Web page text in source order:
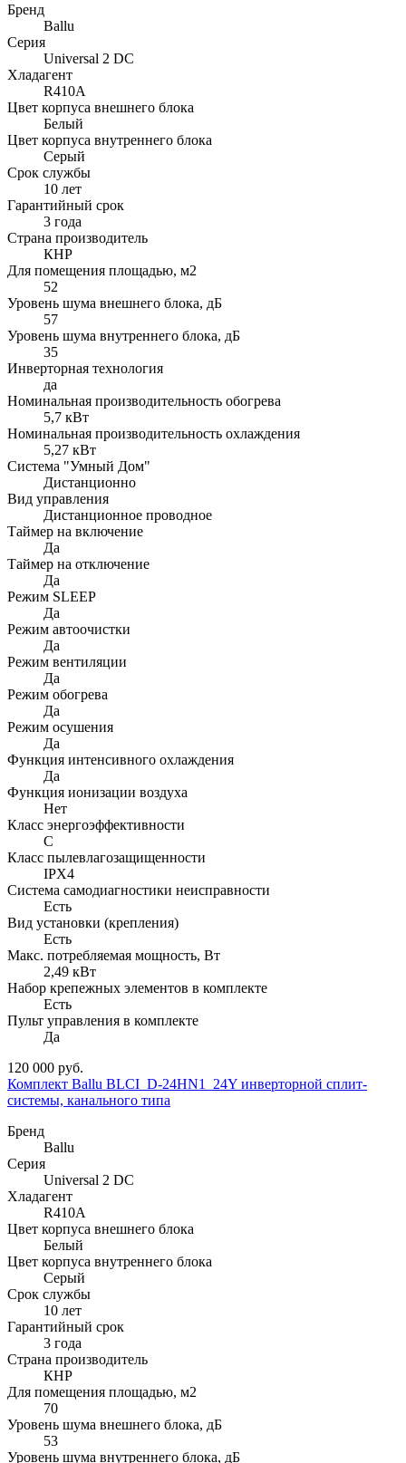
Бренд
Ballu
Серия
Universal 2 DC
Хладагент
R410A
Цвет корпуса внешнего блока
Белый
Цвет корпуса внутреннего блока
Серый
Срок службы
10 лет
Гарантийный срок
3 года
Страна производитель
КНР
Для помещения площадью, м2
52
Уровень шума внешнего блока, дБ
57
Уровень шума внутреннего блока, дБ
35
Инверторная технология
да
Номинальная производительность обогрева
5,7 кВт
Номинальная производительность охлаждения
5,27 кВт
Система "Умный Дом"
Дистанционно
Вид управления
Дистанционное проводное
Таймер на включение
Да
Таймер на отключение
Да
Режим SLEEP
Да
Режим автоочистки
Да
Режим вентиляции
Да
Режим обогрева
Да
Режим осушения
Да
Функция интенсивного охлаждения
Да
Функция ионизации воздуха
Нет
Класс энергоэффективности
С
Класс пылевлагозащищенности
IPX4
Система самодиагностики неисправности
Есть
Вид установки (крепления)
Есть
Макс. потребляемая мощность, Вт
2,49 кВт
Набор крепежных элементов в комплекте
Есть
Пульт управления в комплекте
Да
120 000 руб.
Комплект Ballu BLCI_D-24HN1_24Y инверторной сплит-
системы, канального типа
Бренд
Ballu
Серия
Universal 2 DC
Хладагент
R410A
Цвет корпуса внешнего блока
Белый
Цвет корпуса внутреннего блока
Серый
Срок службы
10 лет
Гарантийный срок
3 года
Страна производитель
КНР
Для помещения площадью, м2
70
Уровень шума внешнего блока, дБ
53
Уровень шума внутреннего блока, дБ